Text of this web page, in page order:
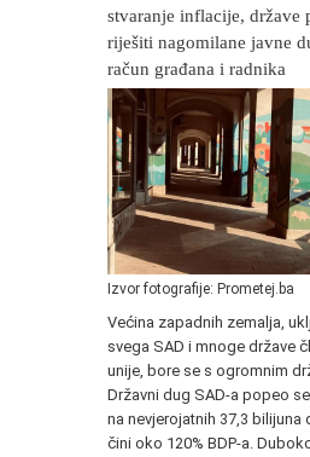
stvaranje inflacije, države
riješiti nagomilane javne
račun građana i radnika
Izvor fotografije: Prometej.ba
Većina zapadnih zemalja,
svega SAD i mnoge države
unije, bore se s ogromnim
Državni dug SAD-a popeo
na nevjerojatnih 37,3 bilijuna
čini oko 120% BDP-a.